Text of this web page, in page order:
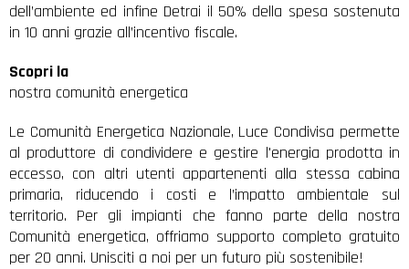
dell’ambiente ed infine Detrai il 50% della spesa sostenuta
in 10 anni grazie all’incentivo fiscale.
Scopri la
nostra comunità energetica
Le Comunità Energetica Nazionale, Luce Condivisa permette
al produttore di condividere e gestire l'energia prodotta in
eccesso, con altri utenti appartenenti alla stessa cabina
primaria, riducendo i costi e l’impatto ambientale sul
territorio. Per gli impianti che fanno parte della nostra
Comunità energetica, offriamo supporto completo gratuito
per 20 anni. Unisciti a noi per un futuro più sostenibile!